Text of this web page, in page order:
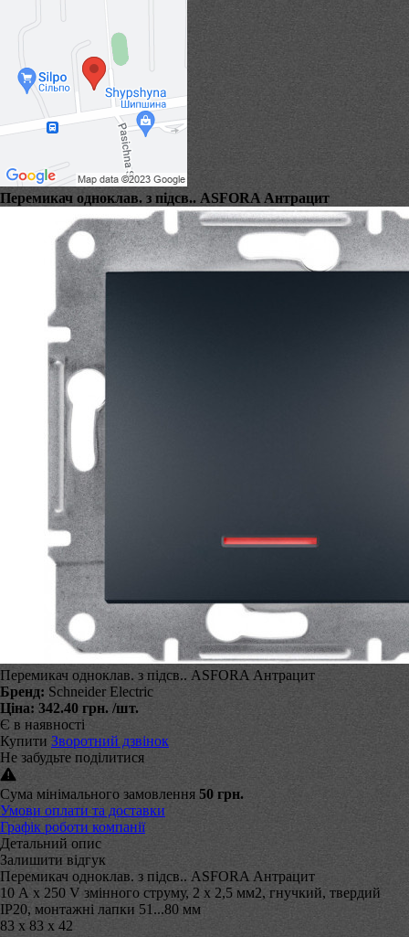
Перемикач одноклав. з підсв.. ASFORA Антрацит
Перемикач одноклав. з підсв.. ASFORA Антрацит
Бренд: Schneider Electric
Ціна: 342.40 грн. /шт.
Є в наявності
Купити Зворотний дзвінок
Не забудьте поділитися
Сума мінімального замовлення 50 грн.
Умови оплати та доставки
Графік роботи компанії
Детальний опис
Залишити відгук
Перемикач одноклав. з підсв.. ASFORA Антрацит
10 А х 250 V змінного струму, 2 х 2,5 мм2, гнучкий, твердий
ІР20, монтажні лапки 51...80 мм
83 х 83 х 42